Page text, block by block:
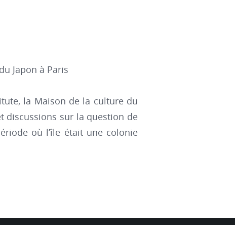
Japon à Paris
la Maison de la culture du
discussions sur la question de
où l’île était une colonie